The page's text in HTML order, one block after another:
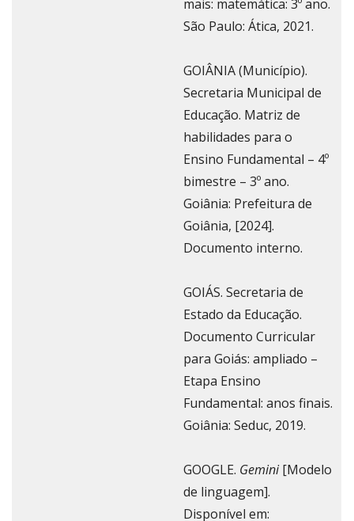
mais: matemática: 3º ano.
São Paulo: Ática, 2021.
GOIÂNIA (Município).
Secretaria Municipal de
Educação. Matriz de
habilidades para o
Ensino Fundamental – 4º
bimestre – 3º ano.
Goiânia: Prefeitura de
Goiânia, [2024].
Documento interno.
GOIÁS. Secretaria de
Estado da Educação.
Documento Curricular
para Goiás: ampliado –
Etapa Ensino
Fundamental: anos finais.
Goiânia: Seduc, 2019.
GOOGLE. Gemini[Modelo
de linguagem].
Disponível em: